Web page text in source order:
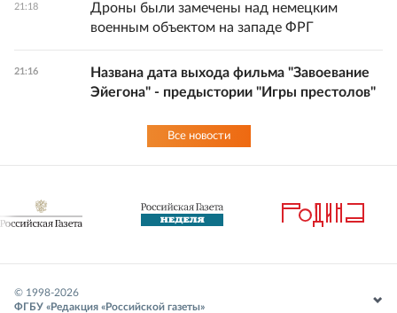
21:18
Дроны были замечены над немецким
военным объектом на западе ФРГ
21:16
Названа дата выхода фильма "Завоевание
Эйегона" - предыстории "Игры престолов"
Все новости
© 1998-2026
ФГБУ «Редакция «Российской газеты»